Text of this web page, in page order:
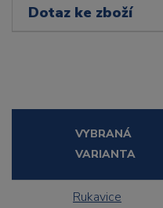
Dotaz ke zboží
VYBRANÁ
VARIANTA
Rukavice